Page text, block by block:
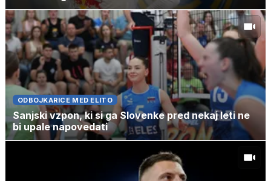
ODBOJKARICE MED ELITO
Sanjski vzpon, ki si ga Slovenke pred nekaj leti ne
bi upale napovedati